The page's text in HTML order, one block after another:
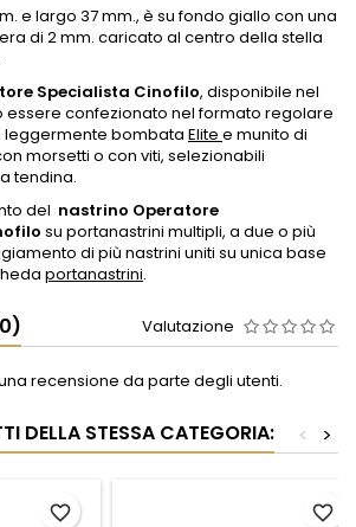
e largo 37 mm., è su fondo giallo con una
di 2 mm. caricato al centro della stella
Specialista Cinofilo, disponibile nel
essere confezionato nel formato regolare
leggermente bombata Elite e munito di
morsetti o con viti, selezionabili
tendina.
del nastrino Operatore
su portanastrini multipli, a due o più
di più nastrini uniti su unica base
portanastrini.
Valutazione
recensione da parte degli utenti.
DELLA STESSA CATEGORIA: >
<
favorite_border favorite_border